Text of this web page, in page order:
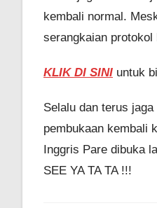
kembali normal.
serangkaian
KLIK DI SINI untuk
Selalu dan terus
pembukaan kembali
Inggris Pare dibuka
SEE YA TA TA !!!